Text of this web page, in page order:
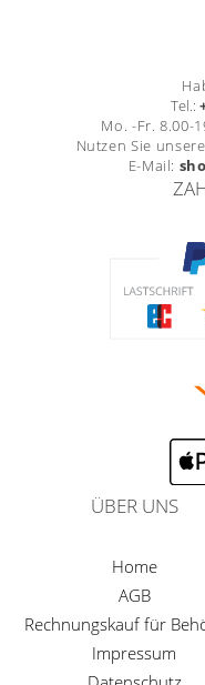
Tel.:
Mo. -Fr. 8.00-
Nutzen Sie
E-Mail:
ÜBER UNS
Home
AGB
Rechnungskauf für
Impressum